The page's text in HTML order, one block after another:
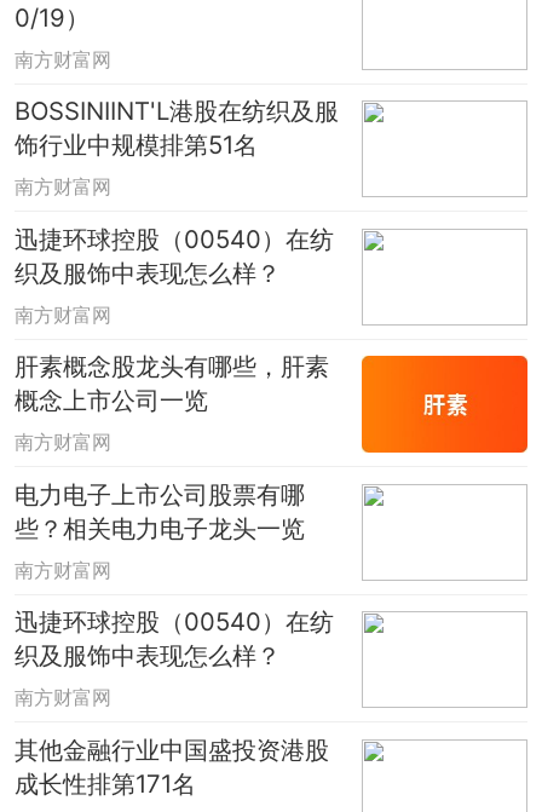
0/19）
南方财富网
BOSSINIINT'L港股在纺织及服
饰行业中规模排第51名
南方财富网
迅捷环球控股（00540）在纺
织及服饰中表现怎么样？
南方财富网
肝素概念股龙头有哪些，肝素
概念上市公司一览
南方财富网
电力电子上市公司股票有哪
些？相关电力电子龙头一览
南方财富网
迅捷环球控股（00540）在纺
织及服饰中表现怎么样？
南方财富网
其他金融行业中国盛投资港股
成长性排第171名